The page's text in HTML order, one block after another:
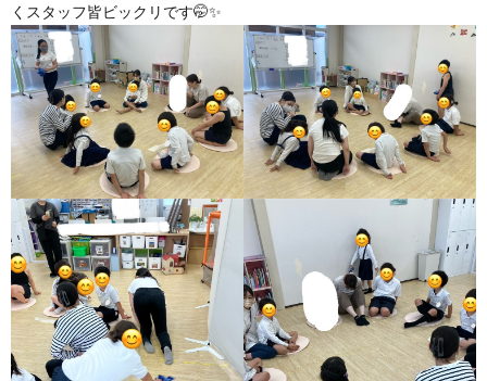
くスタッフ皆ビックリです🤭✨